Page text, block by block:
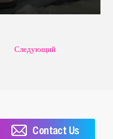
Следующий
Contact Us